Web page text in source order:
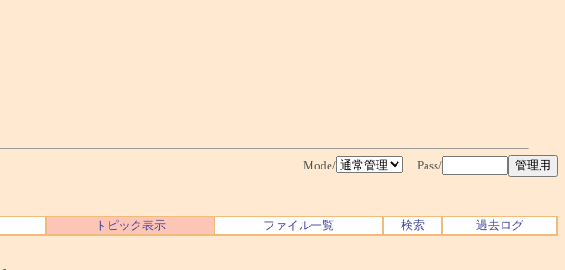
Mode/ Pass/
トピック表示 ファイル一覧 検索 過去ログ